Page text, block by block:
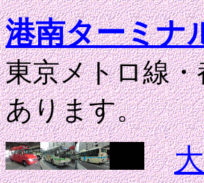
港南ターミナ
東京メトロ線
あります。